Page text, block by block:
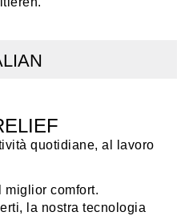
quotidiane, al lavoro
miglior comfort.
la nostra tecnologia